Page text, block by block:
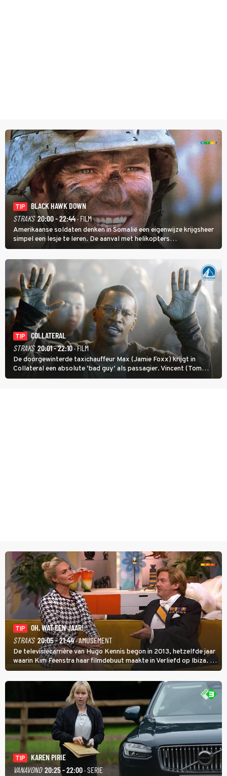
TIP
BLACK HAWK DOWN
STRAKS 20:00 - 22:44· FILM
Amerikaanse soldaten denken in Somalië een eigenwijze krijgsheer
simpel een lesje te leren. De aanval met helikopters
verloopt in Black Hawk down dramatisch.
TIP
COLLATERAL
STRAKS 20:01 - 22:10· FILM
De doorgewinterde taxichauffeur Max (Jamie Foxx) krijgt in
Collateral een absolute ‘bad guy’ als passagier. Vincent (Tom
Cruise) heeft hem nodig om hem de stad door te loodsen om een
TIP
OH, WAT EEN JAAR!
STRAKS 20:05 - 21:44· AMUSEMENT
De televisiecarrière van Hugo Kennis begon in 2013, hetzelfde jaar
waarin Kim Feenstra haar filmdebuut maakte in Verliefd op Ibiza. In
Oh, Wat een Jaar! wordt duidelijk wat ze nog meer weten van het
jaar waarin ze allebei eindtwintigers waren.
TIP
KAREN PIRIE
VANAVOND 20:25 - 22:00· SERIE